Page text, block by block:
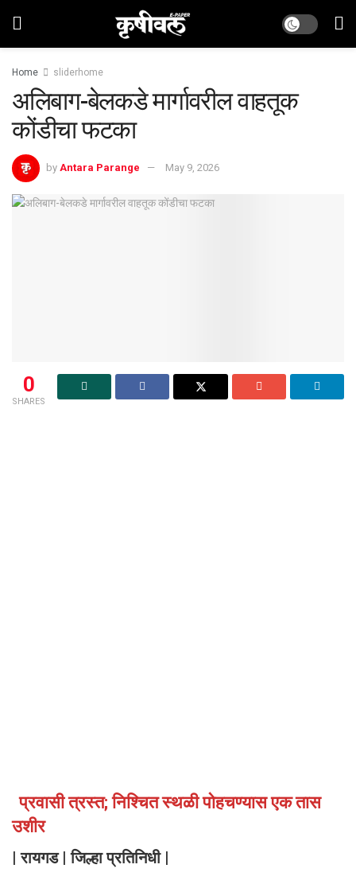
Home sliderhome
अलिबाग-बेलकडे मार्गावरील वाहतूक
कोंडीचा फटका
by Antara Parange May 9, 2026
0
SHARES
प्रवासी त्रस्त; निश्चित स्थळी पोहचण्यास एक तास
उशीर
| रायगड | जिल्हा प्रतिनिधी |